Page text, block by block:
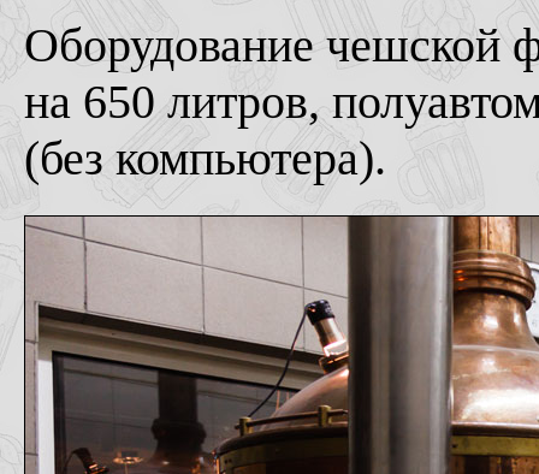
Оборудование чешской
на 650 литров,
(без компьютера).